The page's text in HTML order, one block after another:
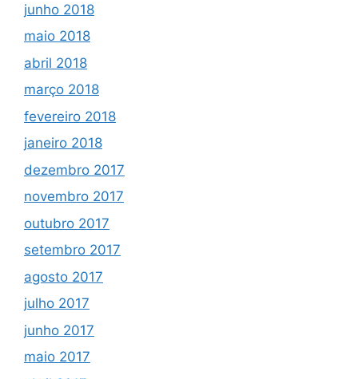
junho 2018
maio 2018
abril 2018
março 2018
fevereiro 2018
janeiro 2018
dezembro 2017
novembro 2017
outubro 2017
setembro 2017
agosto 2017
julho 2017
junho 2017
maio 2017